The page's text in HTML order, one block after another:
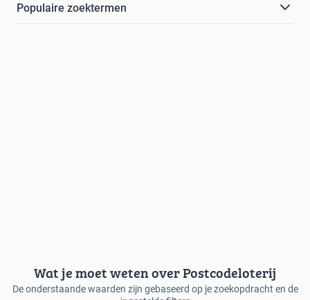
Populaire zoektermen
Wat je moet weten over Postcodeloterij
De onderstaande waarden zijn gebaseerd op je zoekopdracht en de